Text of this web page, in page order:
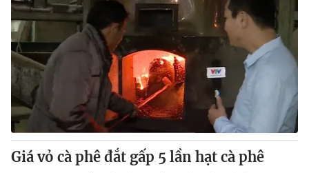
Giá vỏ cà phê đắt gấp 5 lần hạt cà phê